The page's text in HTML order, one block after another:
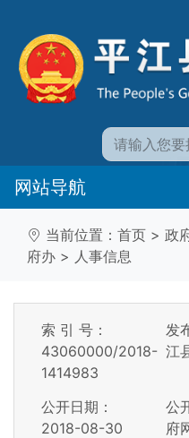
网站导航
当前位置： 首页 > 政
府办 > 人事信息
索 引 号：
43060000/2018-
1414983
发
江
公开日期：
2018-08-30
公
府